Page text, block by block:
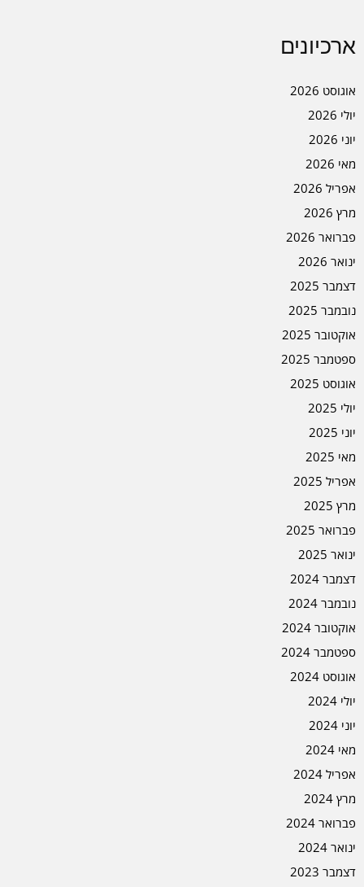
ארכיונים
אוגוסט 2026
יולי 2026
יוני 2026
מאי 2026
אפריל 2026
מרץ 2026
פברואר 2026
ינואר 2026
דצמבר 2025
נובמבר 2025
אוקטובר 2025
ספטמבר 2025
אוגוסט 2025
יולי 2025
יוני 2025
מאי 2025
אפריל 2025
מרץ 2025
פברואר 2025
ינואר 2025
דצמבר 2024
נובמבר 2024
אוקטובר 2024
ספטמבר 2024
אוגוסט 2024
יולי 2024
יוני 2024
מאי 2024
אפריל 2024
מרץ 2024
פברואר 2024
ינואר 2024
דצמבר 2023